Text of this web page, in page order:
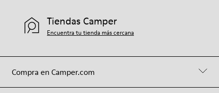
Compra en Camper.com
Tiendas Camper
Encuentra tu tienda más cercana